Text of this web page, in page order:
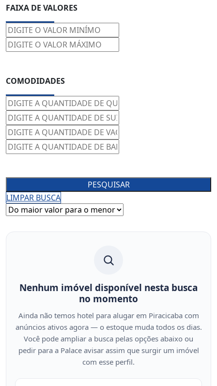
FAIXA DE VALORES
COMODIDADES
PESQUISAR
LIMPAR BUSCA
Nenhum imóvel disponível nesta busca
no momento
Ainda não temos hotel para alugar em Piracicaba com
anúncios ativos agora — o estoque muda todos os dias.
Você pode ampliar a busca pelas opções abaixo ou
pedir para a Palace avisar assim que surgir um imóvel
com esse perfil.